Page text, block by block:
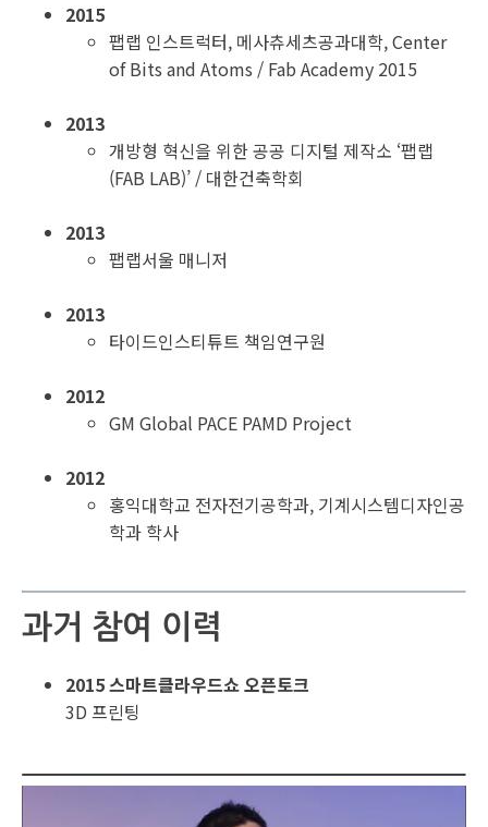
2015
팹랩 인스트럭터, 메사츄세츠공과대학, Center
of Bits and Atoms / Fab Academy 2015
2013
개방형 혁신을 위한 공공 디지털 제작소 ‘팹랩
(FAB LAB)’ / 대한건축학회
2013
팹랩서울 매니저
2013
타이드인스티튜트 책임연구원
2012
GM Global PACE PAMD Project
2012
홍익대학교 전자전기공학과, 기계시스템디자인공
학과 학사
과거 참여 이력
2015 스마트클라우드쇼 오픈토크
3D 프린팅